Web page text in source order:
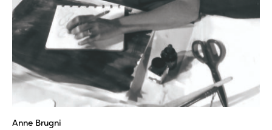
Anne Brugni